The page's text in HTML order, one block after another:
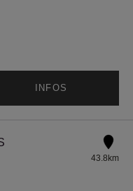
INFOS
43.8km